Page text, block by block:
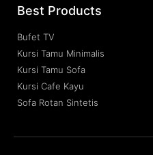
Best Products
Bufet TV
Kursi Tamu Minimalis
Kursi Tamu Sofa
Kursi Cafe Kayu
Sofa Rotan Sintetis